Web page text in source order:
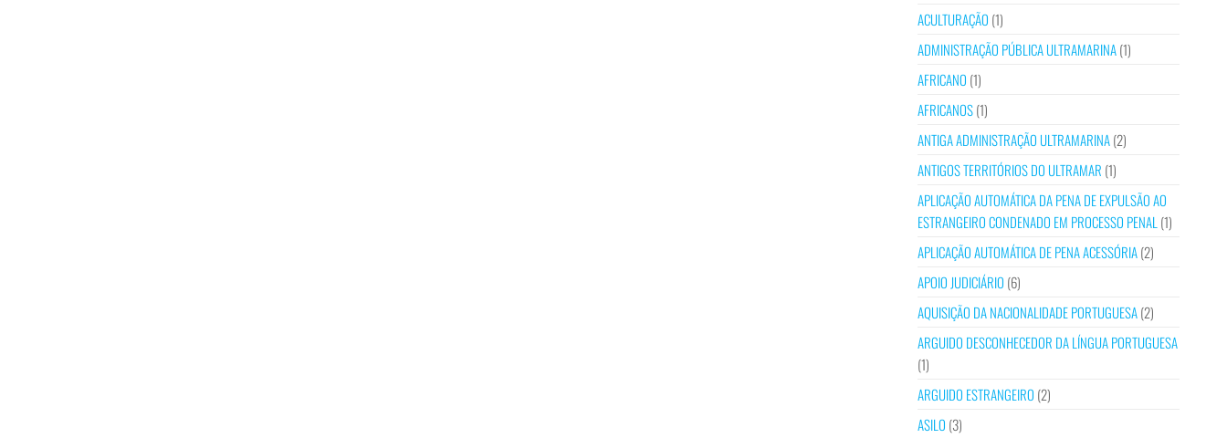
ACULTURAÇÃO (1)
ADMINISTRAÇÃO PÚBLICA ULTRAMARINA(1)
AFRICANO (1)
AFRICANOS(1)
ANTIGA ADMINISTRAÇÃO ULTRAMARINA(2)
ANTIGOS TERRITÓRIOS DO ULTRAMAR (1)
APLICAÇÃO AUTOMÁTICA DA PENA DE EXPULSÃO AO
ESTRANGEIRO CONDENADO EM PROCESSO PENAL (1)
APLICAÇÃO AUTOMÁTICA DE PENA ACESSÓRIA(2)
APOIO JUDICIÁRIO (6)
AQUISIÇÃO DA NACIONALIDADE PORTUGUESA(2)
ARGUIDO DESCONHECEDOR DA LÍNGUA PORTUGUESA
(1)
ARGUIDO ESTRANGEIRO (2)
ASILO (3)